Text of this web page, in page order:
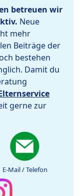
betreuen wir
Neue
mehr
Beiträge der
bestehen
Damit du
gerne zur
E-Mail / Telefon